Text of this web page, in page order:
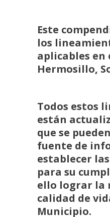
Este
los
aplicables en
Hermosillo,
Todos estos
están
que se
fuente de
establecer
para su
ello lograr la
calidad de
Municipio.